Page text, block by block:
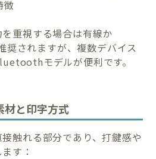
徴
重視する場合は有線か
奨されますが、複数デバイス
モデルが便利です。
材と印字方式
触れる部分であり、打鍵感や
す：